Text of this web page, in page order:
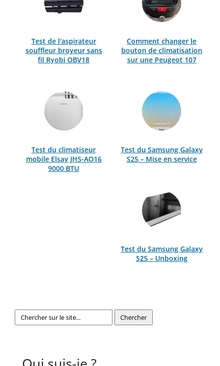
Test de l'aspirateur
souffleur broyeur sans
fil Ryobi OBV18
Comment changer le
bouton de climatisation
sur une Peugeot 107
Test du climatiseur
mobile Elsay JHS-AO16
9000 BTU
Test du Samsung Galaxy
S25 – Mise en service
Test du Samsung Galaxy
S25 – Unboxing